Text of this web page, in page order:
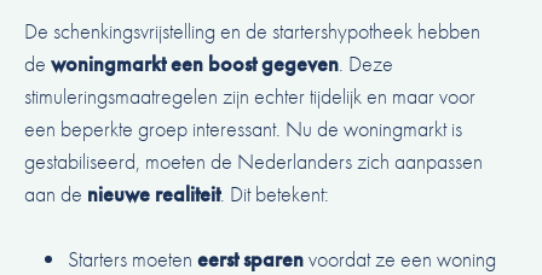
De schenkingsvrijstelling en de startershypotheek hebben
de woningmarkt een boost gegeven. Deze
stimuleringsmaatregelen zijn echter tijdelijk en maar voor
een beperkte groep interessant. Nu de woningmarkt is
gestabiliseerd, moeten de Nederlanders zich aanpassen
aan de nieuwe realiteit. Dit betekent:
Starters moeten eerst sparenvoordat ze een woning